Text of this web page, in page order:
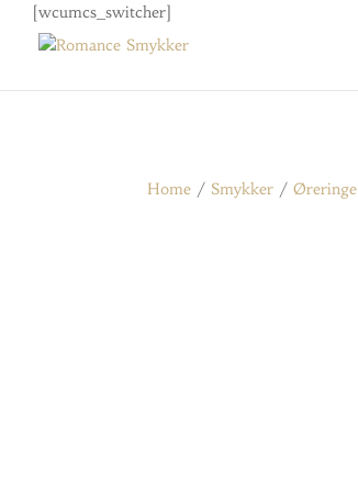
[wcumcs_switcher]
Home /Smykker /Øreringe